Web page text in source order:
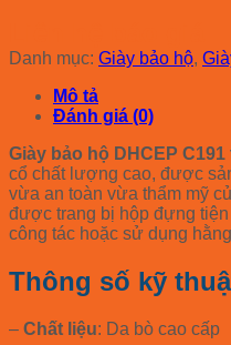
Danh mục: Giày bảo hộ,
Mô tả
Đánh giá (0)
Giày bảo hộ DHCEP C191
cổ chất lượng cao, được
vừa an toàn vừa thẩm mỹ
được trang bị hộp đựng
công tác hoặc sử dụng
Thông số kỹ
– Chất liệu: Da bò cao cấp